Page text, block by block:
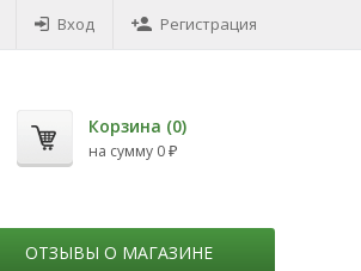
Вход Регистрация
Корзина (0)
на сумму 0 ₽
ОТЗЫВЫ О МАГАЗИНЕ